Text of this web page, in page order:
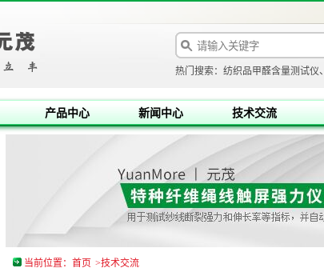
热门搜索：纺织品甲醛含量测试
产品中心 新闻中心 技术交流
当前位置： 首页 >技术交流